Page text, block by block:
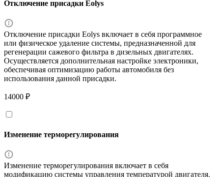
Отключение присадки Eolys
Отключение присадки Eolys включает в себя программное
или физическое удаление системы, предназначенной для
регенерации сажевого фильтра в дизельных двигателях.
Осуществляется дополнительная настройке электроники,
обеспечивая оптимизацию работы автомобиля без
использования данной присадки.
14000 ₽
Изменение терморегулирования
Изменение терморегулирования включает в себя
модификацию системы управления температурой двигателя.